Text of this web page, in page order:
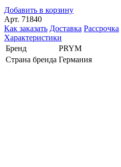
Добавить в корзину
Арт. 71840
Как заказать Доставка Рассрочка
Характеристики
Бренд
PRYM
Страна бренда Германия